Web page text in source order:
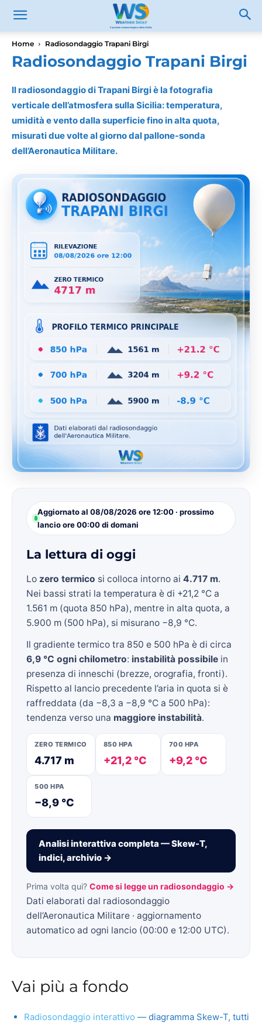
Home Radiosondaggio Trapani Birgi
Radiosondaggio Trapani Birgi
Il radiosondaggio di Trapani Birgi è la fotografia
verticale dell’atmosfera sulla Sicilia: temperatura,
umidità e vento dalla superficie fino in alta quota,
misurati due volte al giorno dal pallone-sonda
dell’Aeronautica Militare.
Aggiornato al 08/08/2026 ore 12:00 · prossimo
lancio ore 00:00 di domani
La lettura di oggi
Lo zero termico si colloca intorno ai 4.717 m.
Nei bassi strati la temperatura è di +21,2 °C a
1.561 m (quota 850 hPa), mentre in alta quota, a
5.900 m (500 hPa), si misurano −8,9 °C.
Il gradiente termico tra 850 e 500 hPa è di circa
6,9 °C ogni chilometro: instabilità possibile in
presenza di inneschi (brezze, orografia, fronti).
Rispetto al lancio precedente l’aria in quota si è
raffreddata (da −8,3 a −8,9 °C a 500 hPa):
tendenza verso una maggiore instabilità.
ZERO TERMICO
4.717 m
850 HPA
+21,2 °C
700 HPA
+9,2 °C
500 HPA
−8,9 °C
Analisi interattiva completa — Skew-T,
indici, archivio →
Prima volta qui? Come si legge un radiosondaggio →
Dati elaborati dal radiosondaggio
dell’Aeronautica Militare · aggiornamento
automatico ad ogni lancio (00:00 e 12:00 UTC).
Vai più a fondo
Radiosondaggio interattivo — diagramma Skew-T, tutti